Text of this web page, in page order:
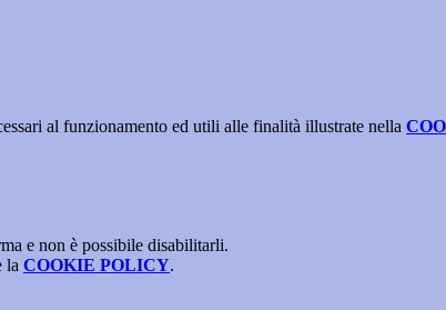
al funzionamento ed utili alle finalità illustrate nella
e non è possibile disabilitarli.
la COOKIE POLICY.